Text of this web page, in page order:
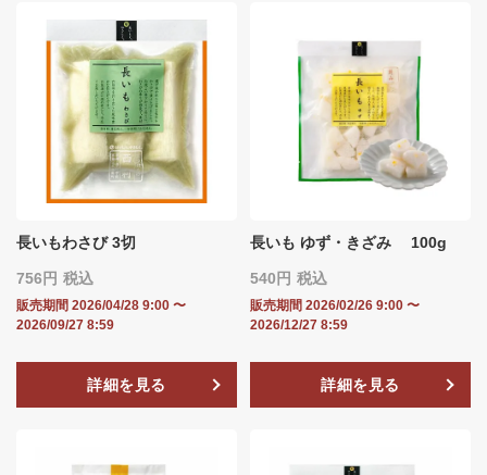
長いもわさび 3切
756 税込
販売期間 2026/04/28 9:00 〜
2026/09/27 8:59
詳細を見る
長いも ゆず・きざみ 100g
540 税込
販売期間 2026/02/26 9:00 〜
2026/12/27 8:59
詳細を見る